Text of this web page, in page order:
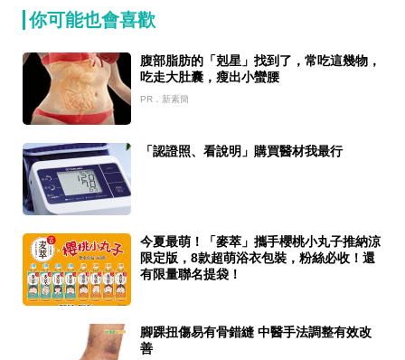
你可能也會喜歡
腹部脂肪的「剋星」找到了，常吃這幾物，
吃走大肚囊，瘦出小蠻腰
PR．新素簡
「認證照、看說明」購買醫材我最行
今夏最萌！「麥萃」攜手櫻桃小丸子推納涼
限定版，8款超萌浴衣包裝，粉絲必收！還
有限量聯名提袋！
腳踝扭傷易有骨錯縫 中醫手法調整有效改
善